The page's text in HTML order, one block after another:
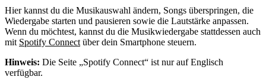
Hier kannst du die Musikauswahl ändern, Songs überspringen, die
Wiedergabe starten und pausieren sowie die Lautstärke anpassen.
Wenn du möchtest, kannst du die Musikwiedergabe stattdessen auch
mit Spotify Connect über dein Smartphone steuern.
Hinweis: Die Seite „Spotify Connect“ ist nur auf Englisch
verfügbar.